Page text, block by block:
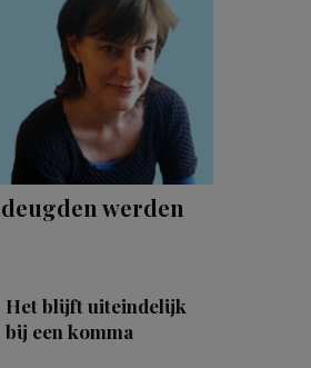
werden
Het blijft uiteindelijk
bij een komma